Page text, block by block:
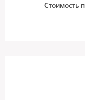
Стоимость